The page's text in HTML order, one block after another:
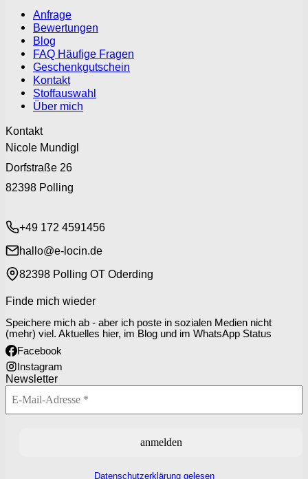
Anfrage
Bewertungen
Blog
FAQ Häufige Fragen
Geschenkgutschein
Kontakt
Stoffauswahl
Über mich
Kontakt
Nicole Mundigl
Dorfstraße 26
82398 Polling
+49 172 4591456
hallo@e-locin.de
82398 Polling OT Oderding
Finde mich wieder
Speichere mich ab - aber ich poste in sozialen Medien nicht
(mehr) viel. Aktuelles hier, im Blog und im WhatsApp Status
Facebook
Instagram
Newsletter
Datenschutzerklärung gelesen